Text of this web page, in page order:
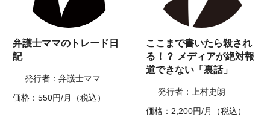
弁護士ママのトレード日
記
発行者：弁護士ママ
価格：550円/月（税込）
ここまで書いたら殺され
る！？ メディアが絶対報
道できない「裏話」
発行者：上村史朗
価格：2,200円/月（税込）